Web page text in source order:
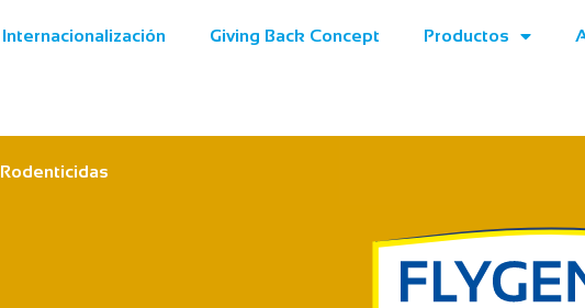
Internacionalización Giving Back Concept Productos
Rodenticidas